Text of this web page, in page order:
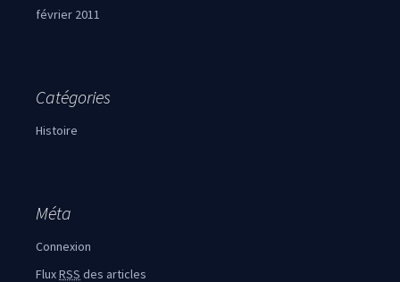
février 2011
Catégories
Histoire
Méta
Connexion
FluxRSS des articles